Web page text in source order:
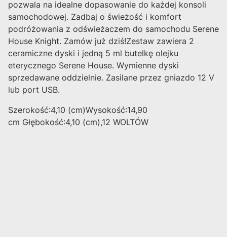
pozwala na idealne dopasowanie do każdej konsoli
samochodowej. Zadbaj o świeżość i komfort
podróżowania z odświeżaczem do samochodu Serene
House Knight. Zamów już dziś!Zestaw zawiera 2
ceramiczne dyski i jedną 5 ml butelkę olejku
eterycznego Serene House. Wymienne dyski
sprzedawane oddzielnie. Zasilane przez gniazdo 12 V
lub port USB.
Szerokość:4,10 (cm)Wysokość:14,90
cm Głębokość:4,10 (cm),12 WOLTÓW